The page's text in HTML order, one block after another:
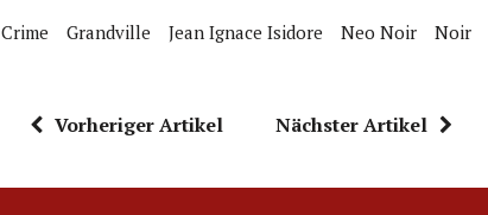
Crime Grandville Jean Ignace Isidore Neo Noir Noir
Vorheriger Artikel Nächster Artikel